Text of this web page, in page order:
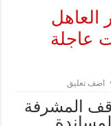
العاهل
عاجلة
اضف تعليق
المشرفة